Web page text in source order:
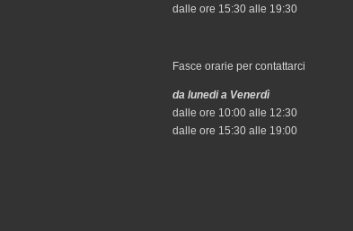
dalle ore 15:30 alle 19:30
Fasce orarie per contattarci
da lunedi a Venerdì
dalle ore 10:00 alle 12:30
dalle ore 15:30 alle 19:00